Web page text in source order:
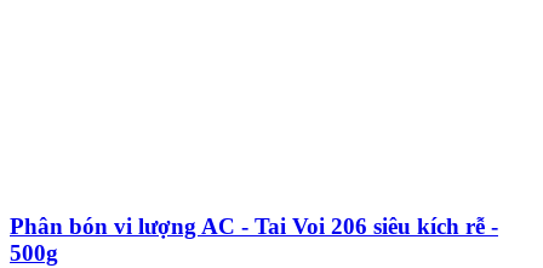
Phân bón vi lượng AC - Tai Voi 206 siêu kích rễ -
500g